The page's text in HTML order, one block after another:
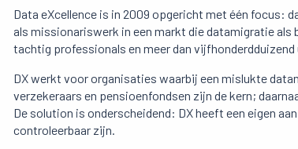
Data eXcellence is in 2009 opgericht met één focus:
als missionariswerk in een markt die datamigratie
tachtig professionals en meer dan
DX werkt voor organisaties waarbij een mislukte
verzekeraars en pensioenfondsen zijn de kern;
De solution is onderscheidend: DX heeft een eigen
controleerbaar zijn.